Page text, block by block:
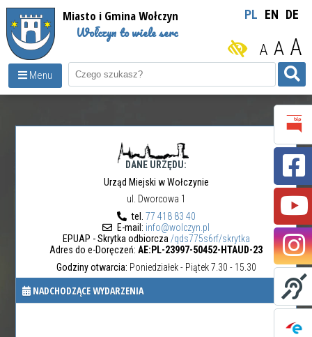
Miasto i Gmina Wołczyn
Wołczyn to wiele serc
PL EN DE
A A A
Menu
DANE URZĘDU:
Urząd Miejski w Wołczynie
ul. Dworcowa 1
tel.
77 418 83 40
E-mail: info@wolczyn.pl
EPUAP - Skrytka odbiorcza /qds775s6rf/skrytka
Adres do e-Doręczeń: AE:PL-23997-50452-HTAUD-23
Godziny otwarcia: Poniedziałek - Piątek 7.30 - 15.30
NADCHODZĄCE WYDARZENIA